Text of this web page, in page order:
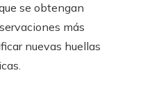
se obtengan
más
nuevas huellas